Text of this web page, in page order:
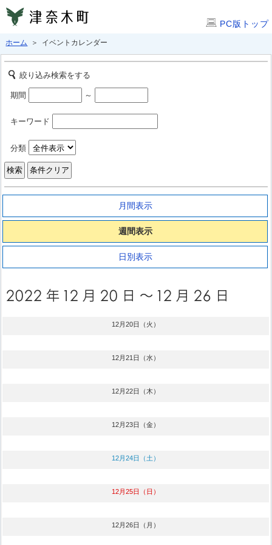
PC版トップ
ホーム ＞ イベントカレンダー
絞り込み検索をする
期間 ～
キーワード
分類
月間表示
週間表示
日別表示
12月20日（火）
12月21日（水）
12月22日（木）
12月23日（金）
12月24日（土）
12月25日（日）
12月26日（月）